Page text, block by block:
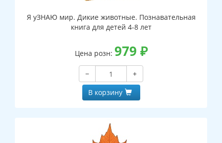
Я уЗНАЮ мир. Дикие животные. Познавательная
книга для детей 4-8 лет
Цена розн: 979 ₽
−
+
В корзину